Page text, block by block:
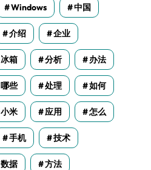
Windows 中国
介绍 企业
冰箱 分析 办法
哪些 处理 如何
小米 应用 怎么
手机 技术
数据 方法